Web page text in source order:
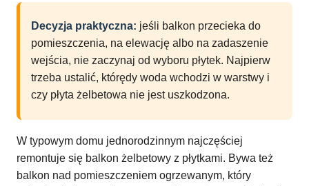
Decyzja praktyczna: jeśli balkon przecieka do
pomieszczenia, na elewację albo na zadaszenie
wejścia, nie zaczynaj od wyboru płytek. Najpierw
trzeba ustalić, którędy woda wchodzi w warstwy i
czy płyta żelbetowa nie jest uszkodzona.
W typowym domu jednorodzinnym najczęściej
remontuje się balkon żelbetowy z płytkami. Bywa też
balkon nad pomieszczeniem ogrzewanym, który